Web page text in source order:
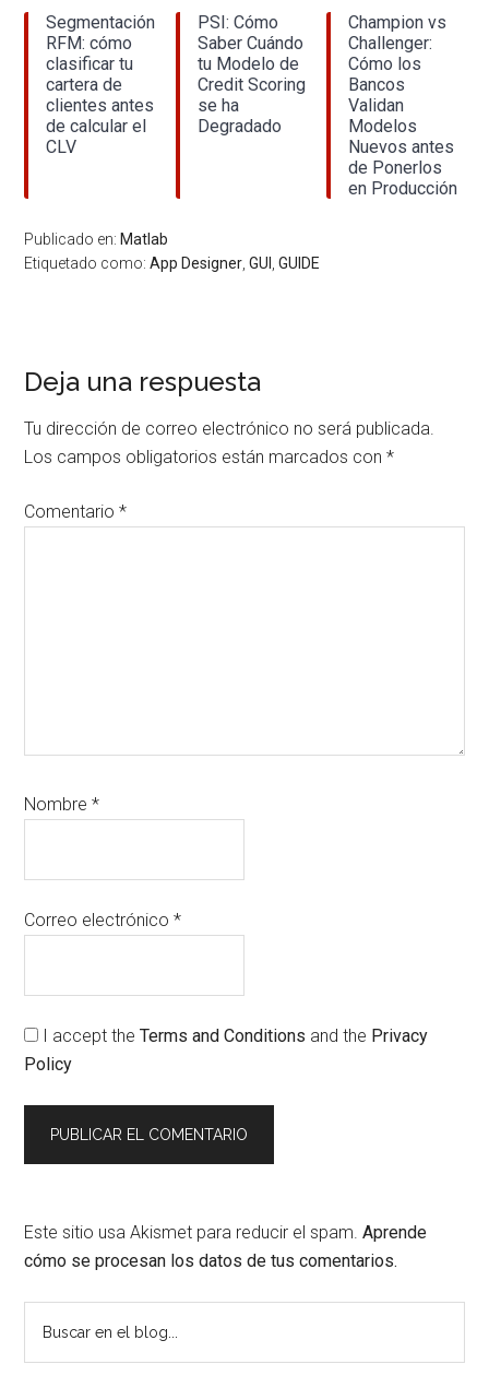
Segmentación
RFM: cómo
clasificar tu
cartera de
clientes antes
de calcular el
CLV
PSI: Cómo
Saber Cuándo
tu Modelo de
Credit Scoring
se ha
Degradado
Champion vs
Challenger:
Cómo los
Bancos
Validan
Modelos
Nuevos antes
de Ponerlos
en Producción
Publicado en: Matlab
Etiquetado como:App Designer ,GUI ,GUIDE
Interacciones
con
los
lectores
Deja una respuesta
Tu dirección de correo electrónico no será publicada.
Los campos obligatorios están marcados con*
Comentario*
Nombre*
Correo electrónico*
I accept theTerms and Conditions and the Privacy
Policy
Este sitio usa Akismet para reducir el spam.Aprende
cómo se procesan los datos de tus comentarios.
Barra
lateral